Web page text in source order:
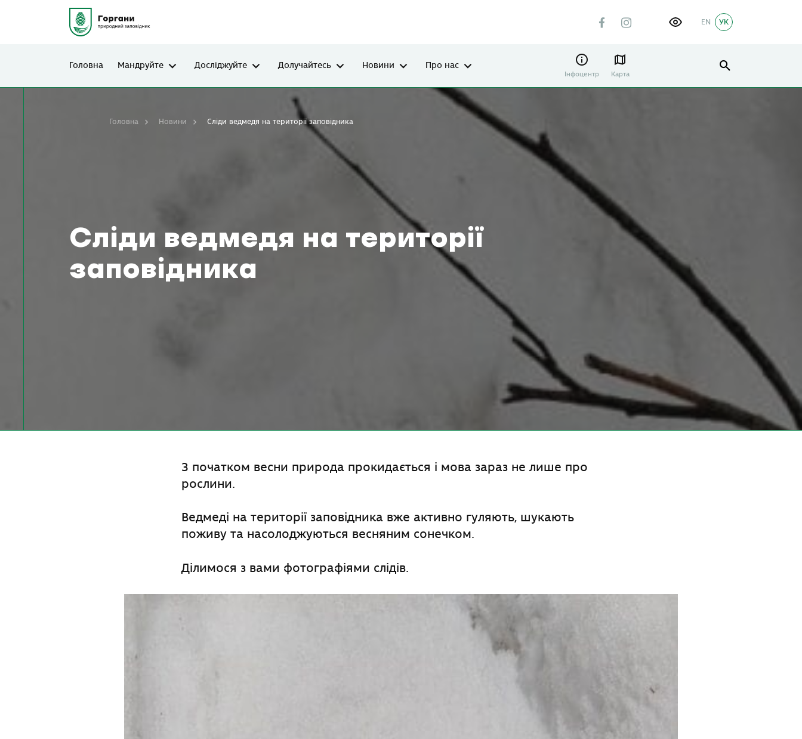
УК
EN
Головна Мандруйте Досліджуйте Долучайтесь Новини Про нас
Інфоцентр Карта
Сліди ведмедя на території
заповідника
Головна Новини Сліди ведмедя на території заповідника
З початком весни природа прокидається і мова зараз не лише про
рослини.
Ведмеді на території заповідника вже активно гуляють, шукають
поживу та насолоджуються весняним сонечком.
Ділимося з вами фотографіями слідів.